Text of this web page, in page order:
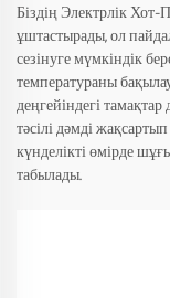
Біздің Электрлік
ұштастырады, ол
сезінуге мүмкіндік
температураны
деңгейіндегі
тәсілі дәмді
күнделікті өмірде
табылады.